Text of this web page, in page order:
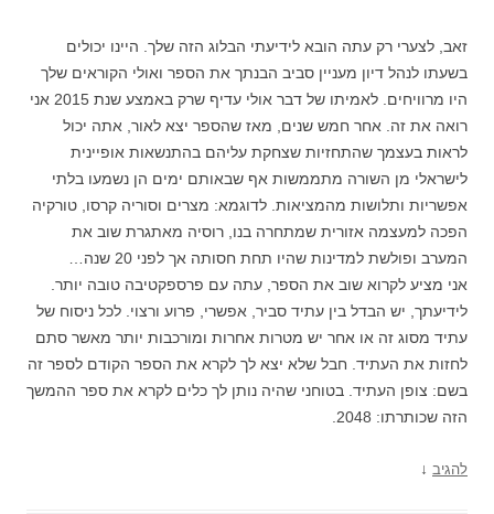
זאב, לצערי רק עתה הובא לידיעתי הבלוג הזה שלך. היינו יכולים
בשעתו לנהל דיון מעניין סביב הבנתך את הספר ואולי הקוראים שלך
היו מרוויחים. לאמיתו של דבר אולי עדיף שרק באמצע שנת 2015 אני
רואה את זה. אחר חמש שנים, מאז שהספר יצא לאור, אתה יכול
לראות בעצמך שהתחזיות שצחקת עליהם בהתנשאות אופיינית
לישראלי מן השורה מתממשות אף שבאותם ימים הן נשמעו בלתי
אפשריות ותלושות מהמציאות. לדוגמא: מצרים וסוריה קרסו, טורקיה
הפכה למעצמה אזורית שמתחרה בנו, רוסיה מאתגרת שוב את
המערב ופולשת למדינות שהיו תחת חסותה אך לפני 20 שנה…
אני מציע לקרוא שוב את הספר, עתה עם פרספקטיבה טובה יותר.
לידיעתך, יש הבדל בין עתיד סביר, אפשרי, פרוע ורצוי. לכל ניסוח של
עתיד מסוג זה או אחר יש מטרות אחרות ומורכבות יותר מאשר סתם
לחזות את העתיד. חבל שלא יצא לך לקרא את הספר הקודם לספר זה
בשם: צופן העתיד. בטוחני שהיה נותן לך כלים לקרא את ספר ההמשך
הזה שכותרתו: 2048.
להגיב ↓